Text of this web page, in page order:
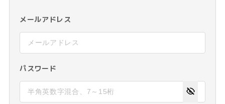
メールアドレス
パスワード